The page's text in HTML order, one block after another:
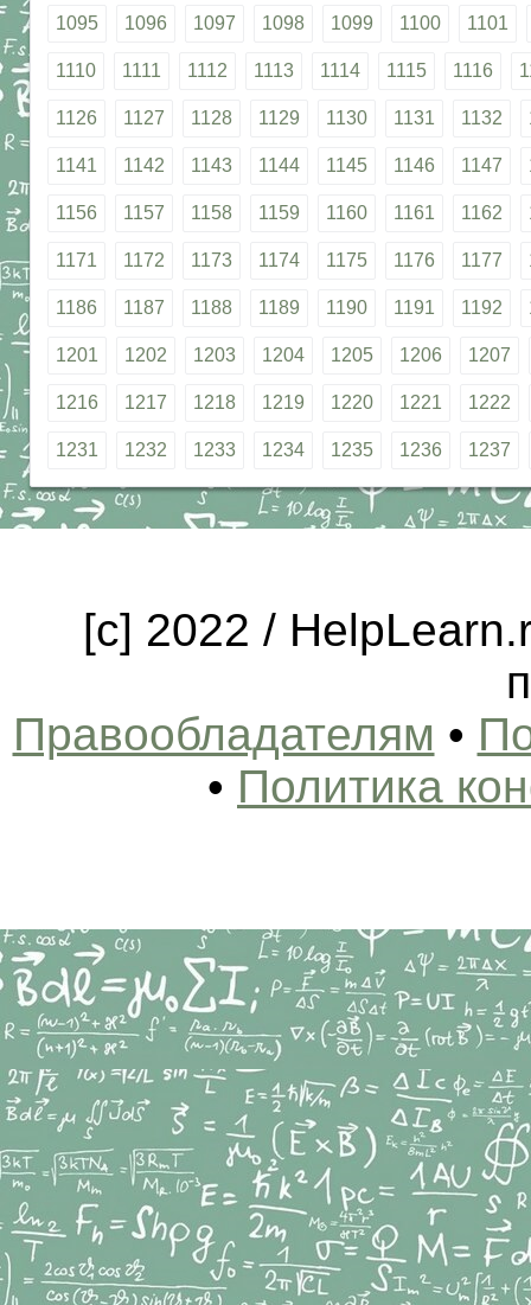
1095 1096 1097 1098 1099 1100 1101
1110 1111 1112 1113 1114 1115 1116
1126 1127 1128 1129 1130 1131 1132
1141 1142 1143 1144 1145 1146 1147
1156 1157 1158 1159 1160 1161 1162
1171 1172 1173 1174 1175 1176 1177
1186 1187 1188 1189 1190 1191 1192
1201 1202 1203 1204 1205 1206 1207
1216 1217 1218 1219 1220 1221 1222
1231 1232 1233 1234 1235 1236 1237
[c] 2022 /
Правообладателям •
• Политика